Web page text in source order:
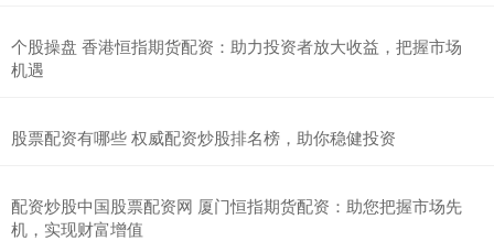
个股操盘 香港恒指期货配资：助力投资者放大收益，把握市场
机遇
股票配资有哪些 权威配资炒股排名榜，助你稳健投资
配资炒股中国股票配资网 厦门恒指期货配资：助您把握市场先
机，实现财富增值